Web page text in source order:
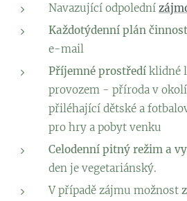
Navazující odpolední
Každotýdenní plán
e-mail
Příjemné prostředí klidné
provozem - příroda v
přiléhající dětské a
pro hry a pobyt venku
Celodenní pitný režim a
den je vegetariánský.
V případě zájmu možnost